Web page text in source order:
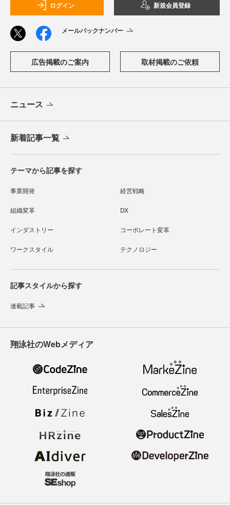
ログイン 新規会員登録
メールバックナンバー
広告掲載のご案内 取材掲載のご依頼
ニュース
新着記事一覧
テーマから記事を探す
事業開発 経営戦略
組織変革 DX
インダストリー コーポレート変革
ワークスタイル テクノロジー
記事スタイルから探す
連載記事
翔泳社のWebメディア